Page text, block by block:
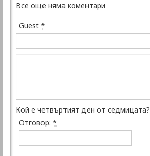
Все още няма коментари
Guest *
Кой е четвъртият ден от седмицата?
Отговор: *